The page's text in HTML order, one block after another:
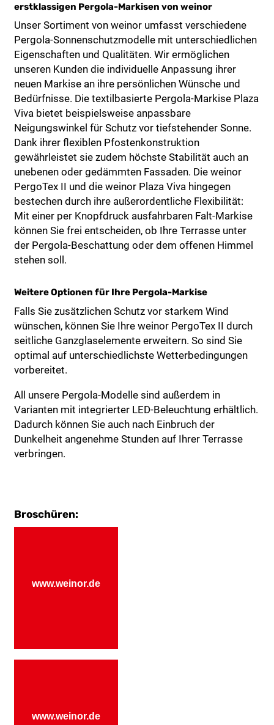
erstklassigen Pergola-Markisen von weinor
Unser Sortiment von weinor umfasst verschiedene
Pergola-Sonnenschutzmodelle mit unterschiedlichen
Eigenschaften und Qualitäten. Wir ermöglichen
unseren Kunden die individuelle Anpassung ihrer
neuen Markise an ihre persönlichen Wünsche und
Bedürfnisse. Die textilbasierte Pergola-Markise Plaza
Viva bietet beispielsweise anpassbare
Neigungswinkel für Schutz vor tiefstehender Sonne.
Dank ihrer flexiblen Pfostenkonstruktion
gewährleistet sie zudem höchste Stabilität auch an
unebenen oder gedämmten Fassaden. Die weinor
PergoTex II und die weinor Plaza Viva hingegen
bestechen durch ihre außerordentliche Flexibilität:
Mit einer per Knopfdruck ausfahrbaren Falt-Markise
können Sie frei entscheiden, ob Ihre Terrasse unter
der Pergola-Beschattung oder dem offenen Himmel
stehen soll.
Weitere Optionen für Ihre Pergola-Markise
Falls Sie zusätzlichen Schutz vor starkem Wind
wünschen, können Sie Ihre weinor PergoTex II durch
seitliche Ganzglaselemente erweitern. So sind Sie
optimal auf unterschiedlichste Wetterbedingungen
vorbereitet.
All unsere Pergola-Modelle sind außerdem in
Varianten mit integrierter LED-Beleuchtung erhältlich.
Dadurch können Sie auch nach Einbruch der
Dunkelheit angenehme Stunden auf Ihrer Terrasse
verbringen.
Broschüren:
www.weinor.de
www.weinor.de